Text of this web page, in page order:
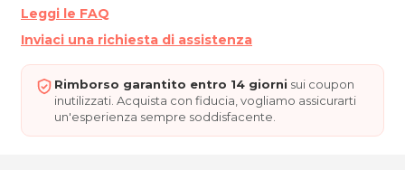
Leggi le FAQ
Inviaci una richiesta di assistenza
Rimborso garantito entro 14 giorni sui coupon
inutilizzati. Acquista con fiducia, vogliamo assicurarti
un'esperienza sempre soddisfacente.